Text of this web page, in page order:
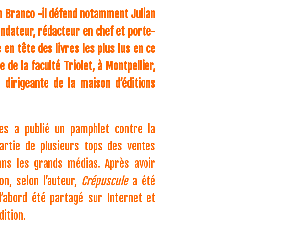
-il défend notamment Julian
rédacteur en chef et porte-
tête des livres les plus lus en ce
de la faculté Triolet, à Montpellier,
de la maison d’éditions
a publié un pamphlet contre la
de plusieurs tops des ventes
les grands médias. Après avoir
selon l’auteur, Crépusculea été
été partagé sur Internet et